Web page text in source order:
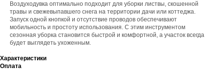
Воздуходувка оптимально подходит для уборки листвы, скошенной
травы и свежевыпавшего снега на территории дачи или коттеджа.
Запуск одной кнопкой и отсутствие проводов обеспечивают
мобильность и простоту использования. С этим инструментом
сезонная уборка становится быстрой и комфортной, а участок всегда
будет выглядеть ухоженным.
.
Характеристики
Оплата